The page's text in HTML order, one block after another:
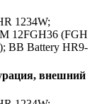
1234W;
12FGH36 (FGH
BB Battery HR9-
внешний